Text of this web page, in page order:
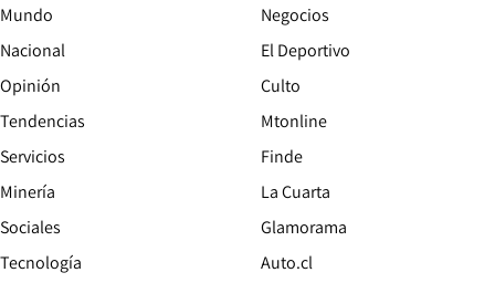
Mundo
Nacional
Opinión
Tendencias
Servicios
Minería
Sociales
Tecnología
Negocios
El Deportivo
Culto
Mtonline
Finde
La Cuarta
Glamorama
Auto.cl